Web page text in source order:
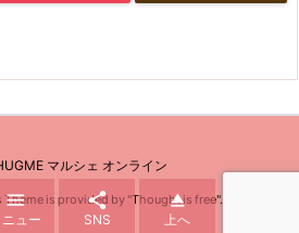
マルシェ オンライン
Theme is provided by "Thought is free".

ニュー

SNS

上へ